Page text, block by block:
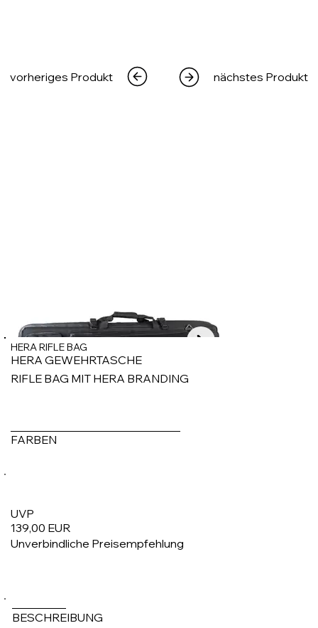
HERA RIFLE BAG
HERA GEWEHRTASCHE
RIFLE BAG MIT HERA BRANDING
FARBEN
UVP
139,00 EUR
Unverbindliche Preisempfehlung
BESCHREIBUNG
vorheriges Produkt nächstes Produkt